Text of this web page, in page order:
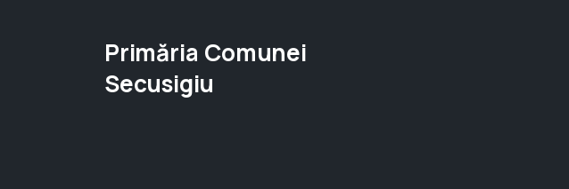
Primăria Comunei
Secusigiu